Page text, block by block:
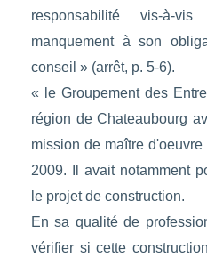
responsabilité vis-à-
manquement à son
conseil » (arrêt, p. 5-6).
« le Groupement des
région de Chateaubourg
mission de maître
2009. Il avait notamment
le projet de construction.
En sa qualité de
vérifier si cette